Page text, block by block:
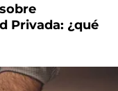
Privada: ¿qué